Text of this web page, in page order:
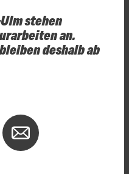
stehen
an.
deshalb ab